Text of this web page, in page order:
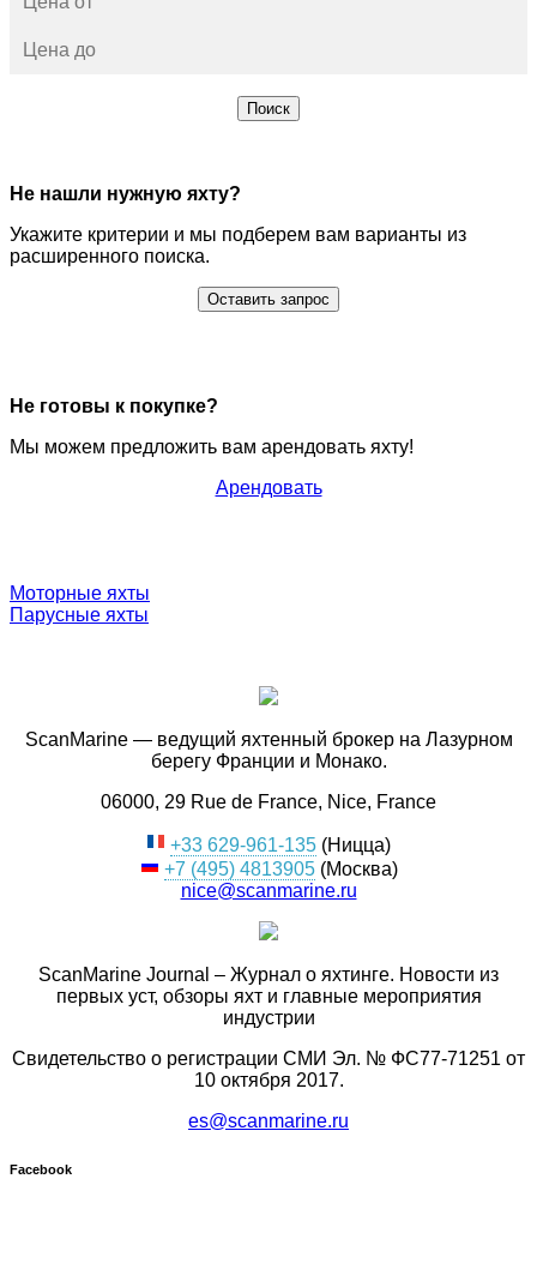
Поиск
Не нашли нужную яхту?
Укажите критерии и мы подберем вам варианты из
расширенного поиска.
Оставить запрос
Не готовы к покупке?
Мы можем предложить вам арендовать яхту!
Арендовать
Моторные яхты
Парусные яхты
ScanMarine — ведущий яхтенный брокер на Лазурном
берегу Франции и Монако.
06000, 29 Rue de France, Nice, France
+33 629-961-135 (Ницца)
+7 (495) 4813905(Москва)
nice@scanmarine.ru
ScanMarine Journal – Журнал о яхтинге. Новости из
первых уст, обзоры яхт и главные мероприятия
индустрии
Свидетельство о регистрации СМИ Эл. № ФС77-71251 от
10 октября 2017.
es@scanmarine.ru
Facebook